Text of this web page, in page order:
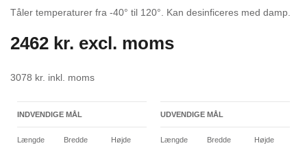
Tåler temperaturer fra -40° til 120°. Kan desinficeres med damp.
2462 kr. excl. moms
3078 kr. inkl. moms
INDVENDIGE MÅL
Længde Bredde Højde
UDVENDIGE MÅL
Længde Bredde Højde